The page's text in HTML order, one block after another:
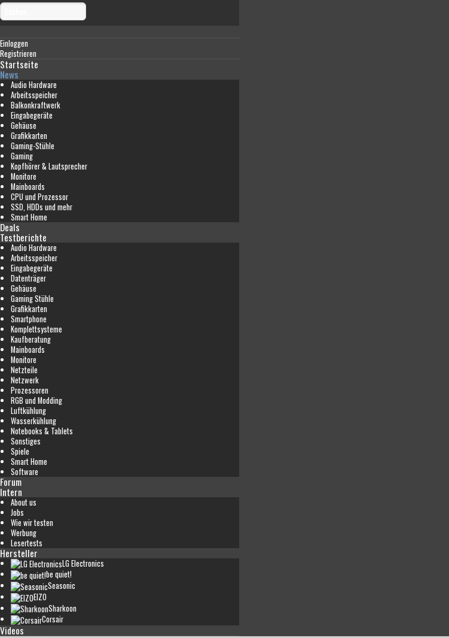
Einloggen
Registrieren
Startseite
News
Audio Hardware
Arbeitsspeicher
Balkonkraftwerk
Eingabegeräte
Gehäuse
Grafikkarten
Gaming-Stühle
Gaming
Kopfhörer & Lautsprecher
Monitore
Mainboards
CPU und Prozessor
SSD, HDDs und mehr
Smart Home
Deals
Testberichte
Audio Hardware
Arbeitsspeicher
Eingabegeräte
Datenträger
Gehäuse
Gaming Stühle
Grafikkarten
Smartphone
Komplettsysteme
Kaufberatung
Mainboards
Monitore
Netzteile
Netzwerk
Prozessoren
RGB und Modding
Luftkühlung
Wasserkühlung
Notebooks & Tablets
Sonstiges
Spiele
Smart Home
Software
Forum
Intern
About us
Jobs
Wie wir testen
Werbung
Lesertests
Hersteller
LG Electronics
be quiet!
Seasonic
EIZO
Sharkoon
Corsair
Videos